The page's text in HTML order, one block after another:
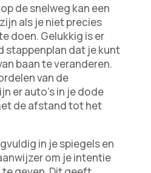
de snelweg kan een
als je niet precies
doen. Gelukkig is er
stappenplan dat je kunt
baan te veranderen.
van de
er auto’s in je dode
de afstand tot het
in je spiegels en
om je intentie